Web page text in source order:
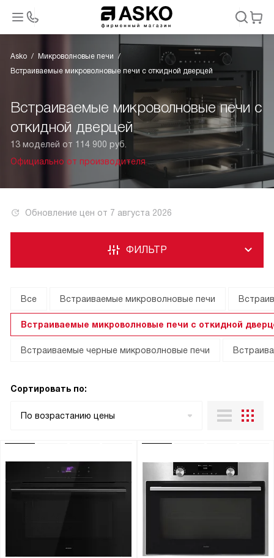
Asko
Микроволновые печи
Встраиваемые микроволновые печи с откидной дверцей
Встраиваемые микроволновые печи с
откидной дверцей
13 моделей от 114 900 руб.
Официально от производителя
Обновление цен от 7 августа 2026
ФИЛЬТР
Все Встраиваемые микроволновые печи
Встраиваемые микроволновые печи с откидной
Встраиваемые черные микроволновые печи
Сортировать по:
По возрастанию цены